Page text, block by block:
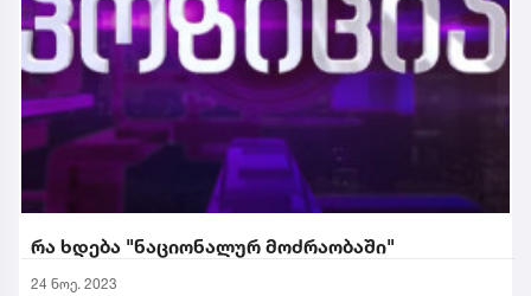
რა ხდება "ნაციონალურ მოძრაობაში"
24 ნოე. 2023